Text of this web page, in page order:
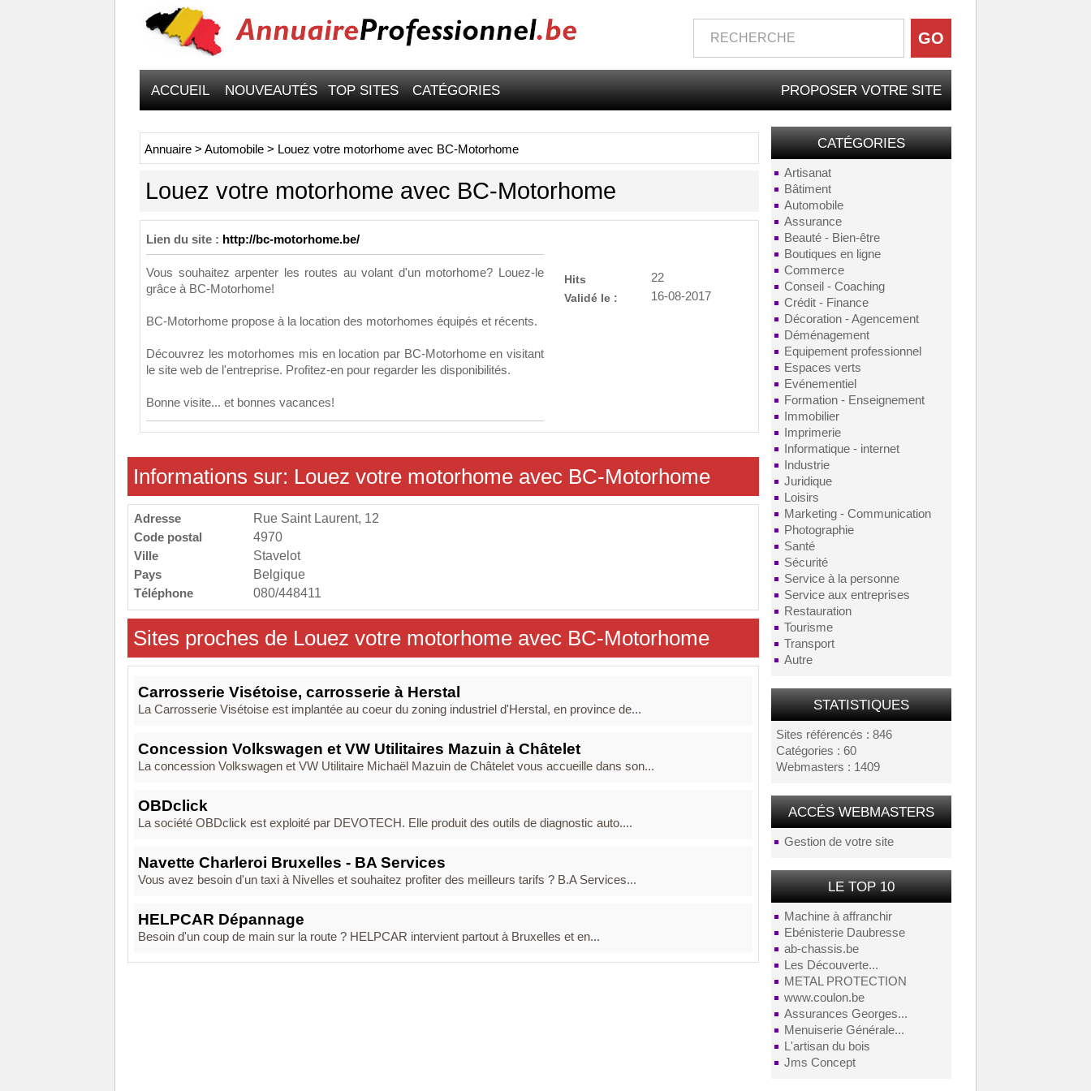
ACCUEIL NOUVEAUTÉS TOP SITES CATÉGORIES PROPOSER VOTRE SITE
CATÉGORIES
Artisanat
Bâtiment
Automobile
Assurance
Beauté - Bien-être
Boutiques en ligne
Commerce
Conseil - Coaching
Crédit - Finance
Décoration - Agencement
Déménagement
Equipement professionnel
Espaces verts
Evénementiel
Formation - Enseignement
Immobilier
Imprimerie
Informatique - internet
Industrie
Juridique
Loisirs
Marketing - Communication
Photographie
Santé
Sécurité
Service à la personne
Service aux entreprises
Restauration
Tourisme
Transport
Autre
STATISTIQUES
Sites référencés : 846
Catégories : 60
Webmasters : 1409
ACCÉS WEBMASTERS
Gestion de votre site
LE TOP 10
Machine à affranchir
Ebénisterie Daubresse
ab-chassis.be
Les Découverte...
METAL PROTECTION
www.coulon.be
Assurances Georges...
Menuiserie Générale...
L'artisan du bois
Jms Concept
Annuaire > Automobile > Louez votre motorhome avec BC-Motorhome
Louez votre motorhome avec BC-Motorhome
Lien du site : http://bc-motorhome.be/
Vous souhaitez arpenter les routes au volant d'un motorhome? Louez-le
grâce à BC-Motorhome!
BC-Motorhome propose à la location des motorhomes équipés et récents.
Découvrez les motorhomes mis en location par BC-Motorhome en visitant
le site web de l'entreprise. Profitez-en pour regarder les disponibilités.
Bonne visite... et bonnes vacances!
Hits
22
Validé le :
16-08-2017
Informations sur: Louez votre motorhome avec BC-Motorhome
Adresse
Rue Saint Laurent, 12
Code postal
4970
Ville
Stavelot
Pays
Belgique
Téléphone
080/448411
Sites proches de Louez votre motorhome avec BC-Motorhome
Carrosserie Visétoise, carrosserie à Herstal
La Carrosserie Visétoise est implantée au coeur du zoning industriel d'Herstal, en province de...
Concession Volkswagen et VW Utilitaires Mazuin à Châtelet
La concession Volkswagen et VW Utilitaire Michaël Mazuin de Châtelet vous accueille dans son...
OBDclick
La société OBDclick est exploité par DEVOTECH. Elle produit des outils de diagnostic auto....
Navette Charleroi Bruxelles - BA Services
Vous avez besoin d'un taxi à Nivelles et souhaitez profiter des meilleurs tarifs ? B.A Services...
HELPCAR Dépannage
Besoin d'un coup de main sur la route ? HELPCAR intervient partout à Bruxelles et en...